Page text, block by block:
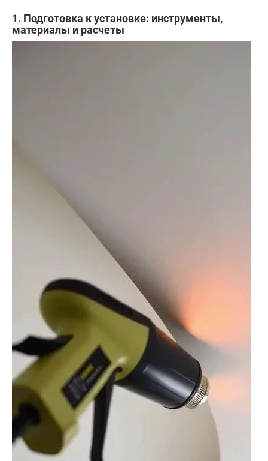
1. Подготовка к установке: инструменты,
материалы и расчеты